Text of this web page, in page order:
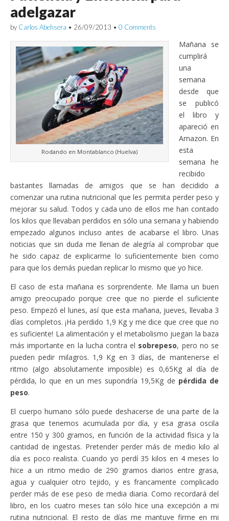
adelgazar
by Carlos Abehsera • 26/09/2013 • 0 Comments
Rodando en Montablanco (Huelva)
Mañana se
cumplirá
una
semana
desde que
se publicó
el libro y
apareció en
Amazon. En
esta
semana he
recibido
bastantes llamadas de amigos que se han decidido a
comenzar una rutina nutricional que les permita perder peso y
mejorar su salud. Todos y cada uno de ellos me han contado
los kilos que llevaban perdidos en sólo una semana y habiendo
empezado algunos incluso antes de acabarse el libro. Unas
noticias que sin duda me llenan de alegría al comprobar que
he sido capaz de explicarme lo suficientemente bien como
para que los demás puedan replicar lo mismo que yo hice.
El caso de esta mañana es sorprendente. Me llama un buen
amigo preocupado porque cree que no pierde el suficiente
peso. Empezó el lunes, así que esta mañana, jueves, llevaba 3
días completos. ¡Ha perdido 1,9 Kg y me dice que cree que no
es suficiente! La alimentación y el metabolismo juegan la baza
más importante en la lucha contra el sobrepeso, pero no se
pueden pedir milagros. 1,9 Kg en 3 días, de mantenerse el
ritmo (algo absolutamente imposible) es 0,65Kg al día de
pérdida, lo que en un mes supondría 19,5Kg de pérdida de
peso.
El cuerpo humano sólo puede deshacerse de una parte de la
grasa que tenemos acumulada por día, y esa grasa oscila
entre 150 y 300 gramos, en función de la actividad física y la
cantidad de ingestas. Pretender perder más de medio kilo al
día es poco realista. Cuando yo perdí 35 kilos en 4 meses lo
hice a un ritmo medio de 290 gramos diarios entre grasa,
agua y cualquier otro tejido, y es francamente complicado
perder más de ese peso de media diaria. Como recordará del
libro, en los cuatro meses tan sólo hice una excepción a mi
rutina nutricional. El resto de días me mantuve firme en mi